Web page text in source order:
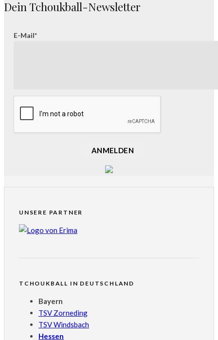
Dein Tchoukball-Newsletter
E-Mail*
ANMELDEN
UNSERE PARTNER
TCHOUKBALL IN DEUTSCHLAND
Bayern
TSV Zorneding
TSV Windsbach
Hessen